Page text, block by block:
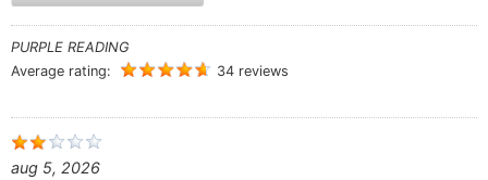
PURPLE READING
Average rating:
34 reviews
aug 5, 2026